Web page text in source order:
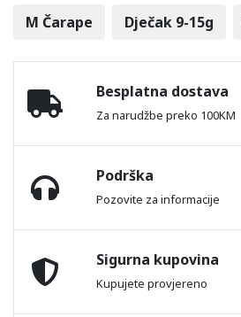
M Čarape Dječak 9-15g
Besplatna dostava
Za narudžbe preko 100KM
Podrška
Pozovite za informacije
Sigurna kupovina
Kupujete provjereno